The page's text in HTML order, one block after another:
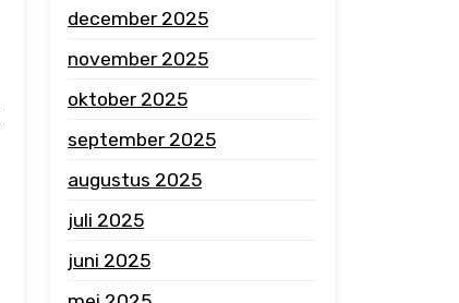
december 2025
november 2025
oktober 2025
september 2025
augustus 2025
juli 2025
juni 2025